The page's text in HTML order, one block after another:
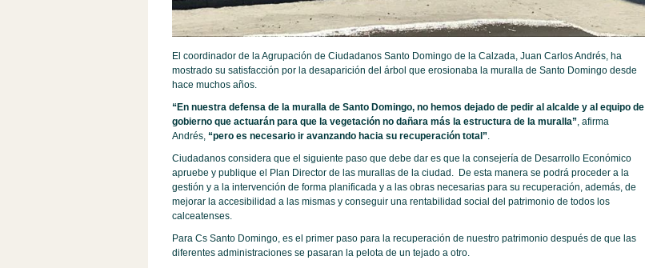
El coordinador de la Agrupación de Ciudadanos Santo Domingo de la Calzada, Juan Carlos Andrés, ha
mostrado su satisfacción por la desaparición del árbol que erosionaba la muralla de Santo Domingo desde
hace muchos años.
“En nuestra defensa de la muralla de Santo Domingo, no hemos dejado de pedir al alcalde y al equipo de
gobierno que actuarán para que la vegetación no dañara más la estructura de la muralla”, afirma
Andrés, “pero es necesario ir avanzando hacia su recuperación total”.
Ciudadanos considera que el siguiente paso que debe dar es que la consejería de Desarrollo Económico
apruebe y publique el Plan Director de las murallas de la ciudad. De esta manera se podrá proceder a la
gestión y a la intervención de forma planificada y a las obras necesarias para su recuperación, además, de
mejorar la accesibilidad a las mismas y conseguir una rentabilidad social del patrimonio de todos los
calceatenses.
Para Cs Santo Domingo, es el primer paso para la recuperación de nuestro patrimonio después de que las
diferentes administraciones se pasaran la pelota de un tejado a otro.